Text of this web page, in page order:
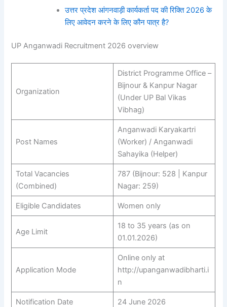
उत्तर प्रदेश आंगनवाड़ी कार्यकर्ता पद की रिक्ति 2026 के
लिए आवेदन करने के लिए कौन पात्र है?
UP Anganwadi Recruitment 2026 overview
Organization
District Programme Office –
Bijnour & Kanpur Nagar
(Under UP Bal Vikas
Vibhag)
Post Names
Anganwadi Karyakartri
(Worker) / Anganwadi
Sahayika (Helper)
Total Vacancies
(Combined)
787 (Bijnour: 528 | Kanpur
Nagar: 259)
Eligible Candidates Women only
Age Limit
18 to 35 years (as on
01.01.2026)
Application Mode
Online only at
http://upanganwadibharti.i
n
Notification Date 24 June 2026